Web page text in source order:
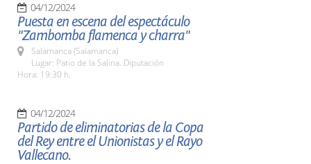
04/12/2024
Puesta en escena del espectáculo
"Zambomba flamenca y charra"
Salamanca (Salamanca)
Lugar: Patio de la Salina. Diputación
Hora: 19:30 h.
04/12/2024
Partido de eliminatorias de la Copa
del Rey entre el Unionistas y el Rayo
Vallecano.